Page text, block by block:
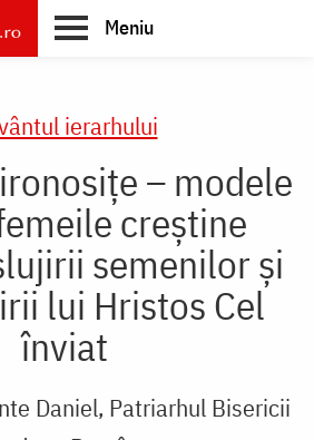
Meniu
ierarhului
– modele
creștine
semenilor și
lui Hristos Cel
înviat
Daniel, Patriarhul Bisericii